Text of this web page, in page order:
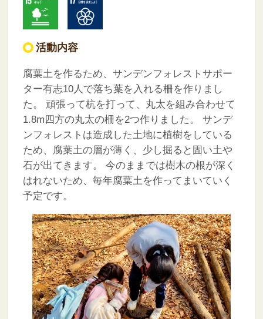
活動内容
腐葉土を作るため、サンデンフォレストサポー
ター有志10人で落ち葉を入れる柵を作りまし
た。
頑張って杭を打って、丸太を組み合わせて
1.8m四方の丸太の柵を2つ作りました。
サンデ
ンフォレストは造成した土地に植樹をしている
ため、腐葉土の層が薄く、少し掘ると固い土や
石が出てきます。
今のままでは樹木の根が深く
はれないため、毎年腐葉土を作ってまいていく
予定です。